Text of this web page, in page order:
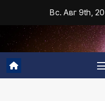
содержимому
Вс. Авг 9th,